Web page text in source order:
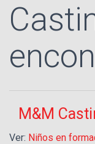
M&M
Ver: Niños en